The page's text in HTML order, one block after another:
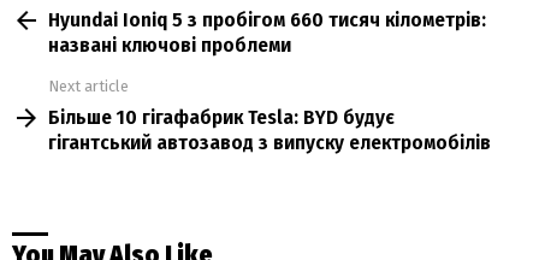
moreHyundai Ioniq 5 з пробігом 660 тисяч кілометрів:
названі ключові проблеми
Next article
Більше 10 гігафабрик Tesla: BYD будує
гігантський автозавод з випуску електромобілів